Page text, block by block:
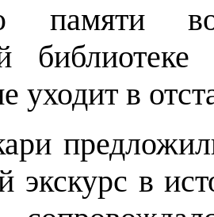
уходит в
экскурс в